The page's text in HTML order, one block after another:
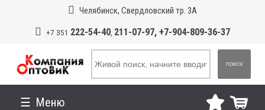
Челябинск, Свердловский тр. 3А
+7 351 222-54-40, 211-07-97, +7-904-809-36-37
ПОИСК
Меню